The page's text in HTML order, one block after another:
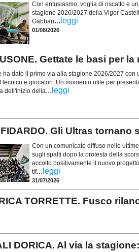
Con entusiasmo, voglia di riscatto e
stagione 2026/2027 della Vigor
Gabban... leggi
01/08/2026
Gettate le basi per
ha dato il primo via alla stagione 2026/2027 con
tecnico e giocatori. Un momento utile per
dell'inizio della... leggi
Gli Ultras tornano
Con un comunicato diffuso nelle
sugli spalti dopo la protesta della
accolto positivamente il nuovo
tif... leggi
31/07/2026
TORRETTE. Fusco
DORICA. Al via la